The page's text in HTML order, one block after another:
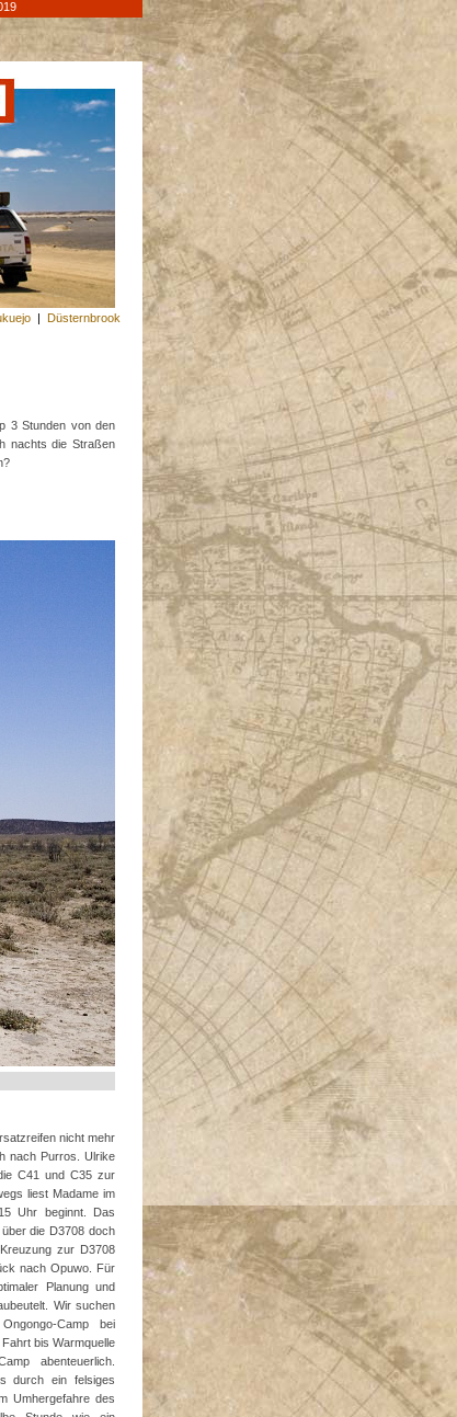
| Düsternbrook
3 Stunden von den
nachts die Straßen
nicht mehr
nach Purros. Ulrike
C41 und C35 zur
liest Madame im
Uhr beginnt. Das
die D3708 doch
zur D3708
nach Opuwo. Für
Planung und
Wir suchen
Camp bei
bis Warmquelle
abenteuerlich.
durch ein felsiges
Umhergefahre des